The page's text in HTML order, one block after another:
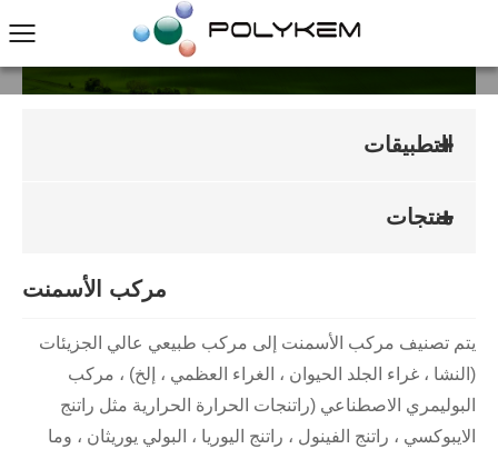
التطبيقات
منتجات
مركب الأسمنت
يتم تصنيف مركب الأسمنت إلى مركب طبيعي عالي الجزيئات
(النشا ، غراء الجلد الحيوان ، الغراء العظمي ، إلخ) ، مركب
البوليمري الاصطناعي (راتنجات الحرارة الحرارية مثل راتنج
الايبوكسي ، راتنج الفينول ، راتنج اليوريا ، البولي يوريثان ، وما